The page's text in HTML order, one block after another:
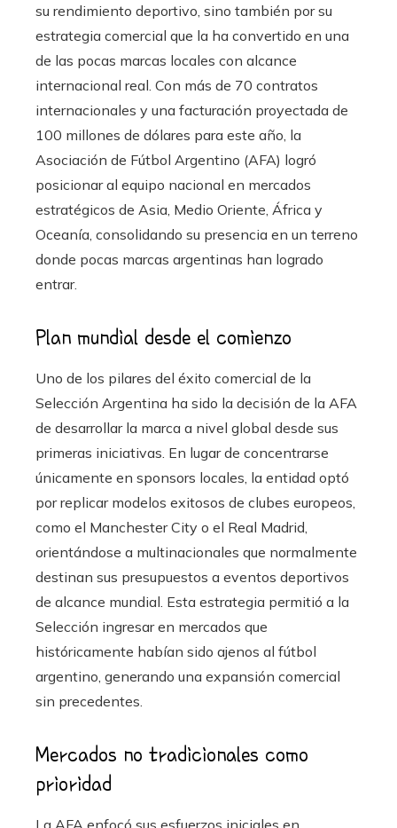
su rendimiento deportivo, sino también por su
estrategia comercial que la ha convertido en una
de las pocas marcas locales con alcance
internacional real. Con más de 70 contratos
internacionales y una facturación proyectada de
100 millones de dólares para este año, la
Asociación de Fútbol Argentino (AFA) logró
posicionar al equipo nacional en mercados
estratégicos de Asia, Medio Oriente, África y
Oceanía, consolidando su presencia en un terreno
donde pocas marcas argentinas han logrado
entrar.
Plan mundial desde el comienzo
Uno de los pilares del éxito comercial de la
Selección Argentina ha sido la decisión de la AFA
de desarrollar la marca a nivel global desde sus
primeras iniciativas. En lugar de concentrarse
únicamente en sponsors locales, la entidad optó
por replicar modelos exitosos de clubes europeos,
como el Manchester City o el Real Madrid,
orientándose a multinacionales que normalmente
destinan sus presupuestos a eventos deportivos
de alcance mundial. Esta estrategia permitió a la
Selección ingresar en mercados que
históricamente habían sido ajenos al fútbol
argentino, generando una expansión comercial
sin precedentes.
Mercados no tradicionales como
prioridad
La AFA enfocó sus esfuerzos iniciales en